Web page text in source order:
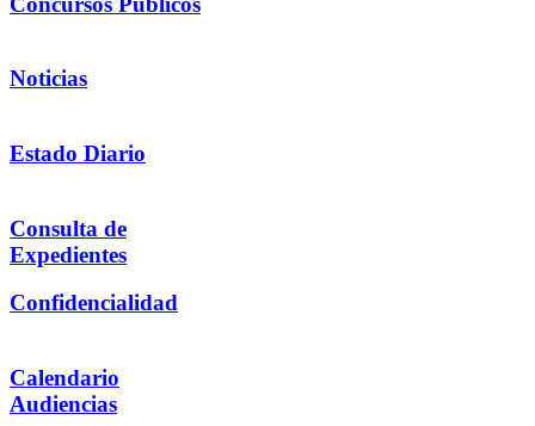
Noticias
Estado Diario
Consulta de
Expedientes
Confidencialidad
Calendario
Audiencias